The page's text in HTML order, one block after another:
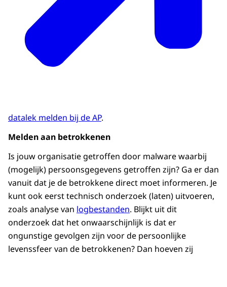
datalek melden bij de AP.
Melden aan betrokkenen
Is jouw organisatie getroffen door malware waarbij
(mogelijk) persoonsgegevens getroffen zijn? Ga er dan
vanuit dat je de betrokkene direct moet informeren. Je
kunt ook eerst technisch onderzoek (laten) uitvoeren,
zoals analyse van logbestanden. Blijkt uit dit
onderzoek dat het onwaarschijnlijk is dat er
ongunstige gevolgen zijn voor de persoonlijke
levenssfeer van de betrokkenen? Dan hoeven zij